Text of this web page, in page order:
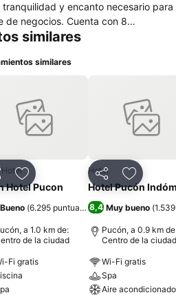
y encanto necesario para
de negocios. Cuenta con 8
triples o cuádruples) y 8
y jardines.
similares
)
similares
Agregar a favoritos
Hotel
Hotel Pucon
Bueno (6.295 puntuaciones )
a 1.0 km de:
de la ciudad
Fi gratis
CompartirAgregar
Hotel
Hotel Pucón
8,4 Muy bueno (
Pucón, a 0.9 km
Centro de la ciudad
Wi-Fi gratis
Spa
Aire acondicionado